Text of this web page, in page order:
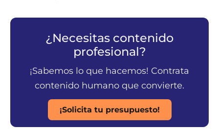
¿Necesitas contenido
profesional?
¡Sabemos lo que hacemos! Contrata
contenido humano que convierte.
¡Solicita tu presupuesto!